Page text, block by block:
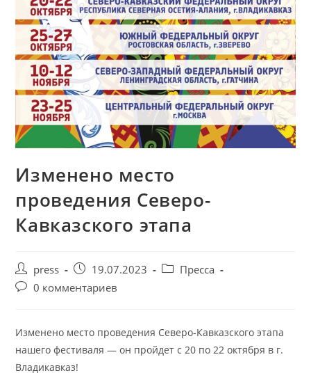
Изменено место
проведения Северо-
Кавказского этапа
press 19.07.2023
Пресса
0 комментариев
Изменено место проведения Северо-Кавказского этапа
нашего фестиваля — он пройдет с 20 по 22 октября в г.
Владикавказ!